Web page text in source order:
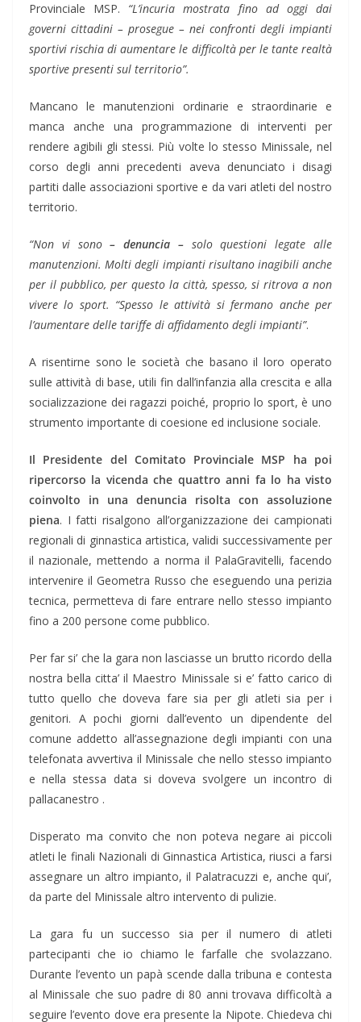
Provinciale MSP. “L’incuria mostrata fino ad oggi dai
governi cittadini – prosegue – nei confronti degli impianti
sportivi rischia di aumentare le difficoltà per le tante realtà
sportive presenti sul territorio”.
Mancano le manutenzioni ordinarie e straordinarie e
manca anche una programmazione di interventi per
rendere agibili gli stessi. Più volte lo stesso Minissale, nel
corso degli anni precedenti aveva denunciato i disagi
partiti dalle associazioni sportive e da vari atleti del nostro
territorio.
“Non vi sono– denuncia –solo questioni legate alle
manutenzioni. Molti degli impianti risultano inagibili anche
per il pubblico, per questo la città, spesso, si ritrova a non
vivere lo sport. “Spesso le attività si fermano anche per
l’aumentare delle tariffe di affidamento degli impianti”.
A risentirne sono le società che basano il loro operato
sulle attività di base, utili fin dall’infanzia alla crescita e alla
socializzazione dei ragazzi poiché, proprio lo sport, è uno
strumento importante di coesione ed inclusione sociale.
Il Presidente del Comitato Provinciale MSP ha poi
ripercorso la vicenda che quattro anni fa lo ha visto
coinvolto in una denuncia risolta con assoluzione
piena. I fatti risalgono all’organizzazione dei campionati
regionali di ginnastica artistica, validi successivamente per
il nazionale, mettendo a norma il PalaGravitelli, facendo
intervenire il Geometra Russo che eseguendo una perizia
tecnica, permetteva di fare entrare nello stesso impianto
fino a 200 persone come pubblico.
Per far si’ che la gara non lasciasse un brutto ricordo della
nostra bella citta’ il Maestro Minissale si e’ fatto carico di
tutto quello che doveva fare sia per gli atleti sia per i
genitori. A pochi giorni dall’evento un dipendente del
comune addetto all’assegnazione degli impianti con una
telefonata avvertiva il Minissale che nello stesso impianto
e nella stessa data si doveva svolgere un incontro di
pallacanestro .
Disperato ma convito che non poteva negare ai piccoli
atleti le finali Nazionali di Ginnastica Artistica, riusci a farsi
assegnare un altro impianto, il Palatracuzzi e, anche qui’,
da parte del Minissale altro intervento di pulizie.
La gara fu un successo sia per il numero di atleti
partecipanti che io chiamo le farfalle che svolazzano.
Durante l’evento un papà scende dalla tribuna e contesta
al Minissale che suo padre di 80 anni trovava difficoltà a
seguire l’evento dove era presente la Nipote. Chiedeva chi